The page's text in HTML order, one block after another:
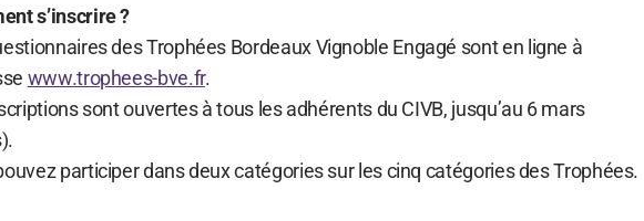
s’inscrire ?
des Trophées Bordeaux Vignoble Engagé sont en ligne à
www.trophees-bve.fr.
sont ouvertes à tous les adhérents du CIVB, jusqu’au 6 mars
participer dans deux catégories sur les cinq catégories des Trophées.